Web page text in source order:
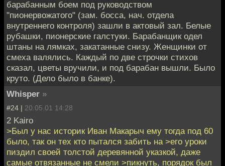
барабанным боем под руководством
"пионервожатого" (зам. босса, нач. отдела
внутреннего контроля) зашли в актовый зал. Белые
рубашки, пионерские галстуки. Барабанщик одел
штаны на лямках, закатанные снизу. Женщинки от
смеха валялись. Каждый по две строчки стихов
сказал, цветы вручили, и под барабан вышли. Было
круто. (Дело было в банке).
Whisper »
#24 | 20.05.01 14:28
2 Kairo
>Был у нас историк Иван Макарыч ему тогда под 60
было, так он тех кто пытался забить на >его уроки
пиздил своей толстой деревянной указкой, даже
самые отвязанные не смели >пикнуть, порядок был